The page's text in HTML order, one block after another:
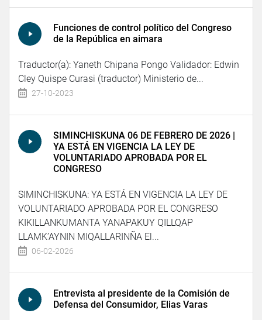
Funciones de control político del Congreso
de la República en aimara
Traductor(a): Yaneth Chipana Pongo Validador: Edwin
Cley Quispe Curasi (traductor) Ministerio de...
27-10-2023
SIMINCHISKUNA 06 DE FEBRERO DE 2026 |
YA ESTÁ EN VIGENCIA LA LEY DE
VOLUNTARIADO APROBADA POR EL
CONGRESO
SIMINCHISKUNA: YA ESTÁ EN VIGENCIA LA LEY DE
VOLUNTARIADO APROBADA POR EL CONGRESO
KIKILLANKUMANTA YANAPAKUY QILLQAP
LLAMK’AYNIN MIQALLARINÑA El...
06-02-2026
Entrevista al presidente de la Comisión de
Defensa del Consumidor, Elias Varas